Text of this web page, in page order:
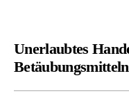
Unerlaubtes